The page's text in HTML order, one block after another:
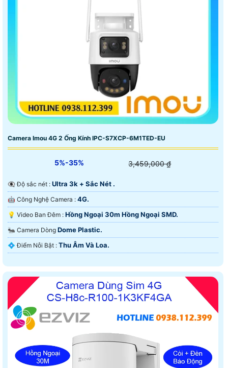
Camera Imou 4G 2 Ống Kính IPC-S7XCP-6M1TED-EU
5%-35% 3,459,000 ₫
👁️‍🗨 Độ sắc nét : Ultra 3k + Sắc Nét .
🤖️ Công Nghệ Camera : 4G.
💡 Video Ban Đêm : Hồng Ngoại 30m Hồng Ngoại SMD.
🐜 Camera Dòng Dome Plastic.
️💠 Điểm Nỗi Bật : Thu Âm Và Loa.